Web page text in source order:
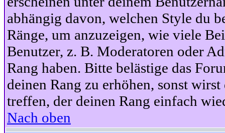
abhängig davon, welchen Style du
Ränge, um anzuzeigen, wie viele
Benutzer, z. B. Moderatoren oder
Rang haben. Bitte belästige das
deinen Rang zu erhöhen, sonst
treffen, der deinen Rang einfach
Nach oben